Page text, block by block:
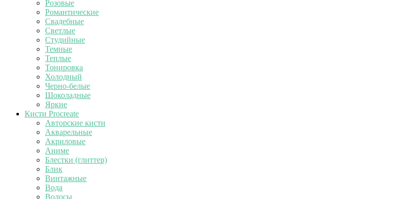
Розовые
Романтические
Свадебные
Светлые
Студийные
Темные
Теплые
Тонировка
Холодный
Черно-белые
Шоколадные
Яркие
Кисти Procreate
Авторские кисти
Акварельные
Акриловые
Аниме
Блестки (глиттер)
Блик
Винтажные
Вода
Волосы